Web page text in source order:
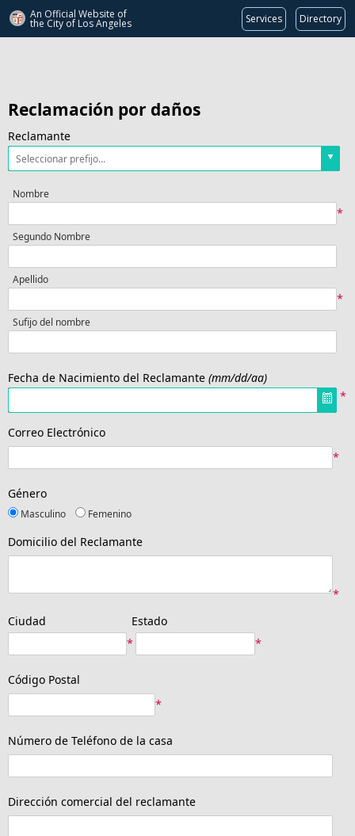
An Official Website of
the City of Los Angeles Services Directory
Reclamación por daños
Reclamante
Nombre
*
Segundo Nombre
Apellido
*
Sufijo del nombre
Fecha de Nacimiento del Reclamante (mm/dd/aa)
*
Correo Electrónico
*
Género
Masculino Femenino
Domicilio del Reclamante
*
Ciudad
Estado
*
*
Código Postal
*
Número de Teléfono de la casa
Dirección comercial del reclamante